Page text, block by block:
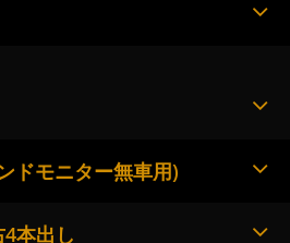
ドモニター無車用)
本出し